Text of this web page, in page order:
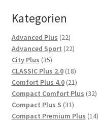
Kategorien
Advanced Plus 2222
Produkte
Advanced Sport 2222
City Plus 3535
Produkte
CLASSIC Plus 2.0 1818
Produkte
Comfort Plus 4.0 2121
Produkte
Compact Comfort Plus 3232
Compact Plus S 3131
Produkte
Compact Premium Plus 1414